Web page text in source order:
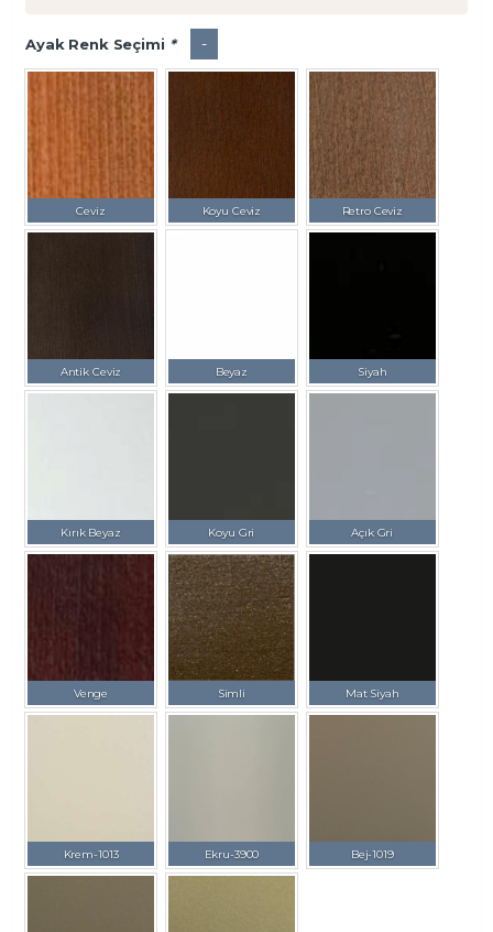
Ayak Renk Seçimi *
Ceviz Koyu Ceviz Retro Ceviz
Antik Ceviz Beyaz Siyah
Kırık Beyaz Koyu Gri Açık Gri
Venge Simli Mat Siyah
Krem-1013 Ekru-3900 Bej-1019
-